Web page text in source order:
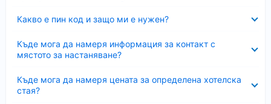
Какво е пин код и защо ми е нужен?
Къде мога да намеря информация за контакт с
мястото за настаняване?
Къде мога да намеря цената за определена хотелска
стая?